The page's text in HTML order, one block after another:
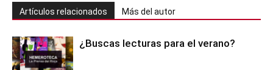
Artículos relacionados Más del autor
¿Buscas lecturas para el verano?